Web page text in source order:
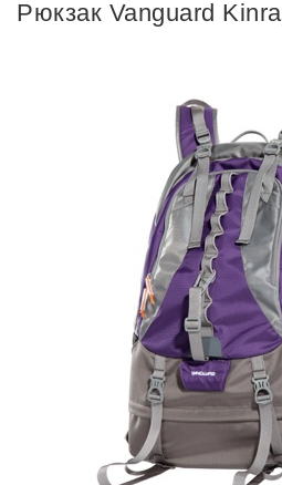
Рюкзак Vanguard